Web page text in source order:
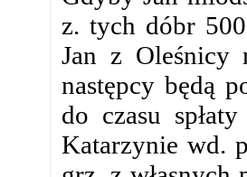
z. tych dóbr
Jan z Oleśnicy
następcy będą
do czasu
Katarzynie wd.